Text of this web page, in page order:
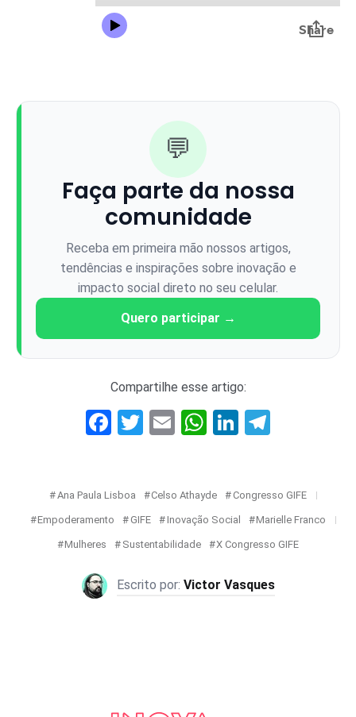
💬
Faça parte da nossa
comunidade
Receba em primeira mão nossos artigos,
tendências e inspirações sobre inovação e
impacto social direto no seu celular.
Quero participar →
Compartilhe esse artigo:
Facebook
Twitter
EmailWhatsApp
LinkedIn
Ana Paula Lisboa Celso Athayde Congresso GIFE
Empoderamento GIFE Inovação Social Marielle Franco
Mulheres Sustentabilidade X Congresso GIFE
Victor Vasques